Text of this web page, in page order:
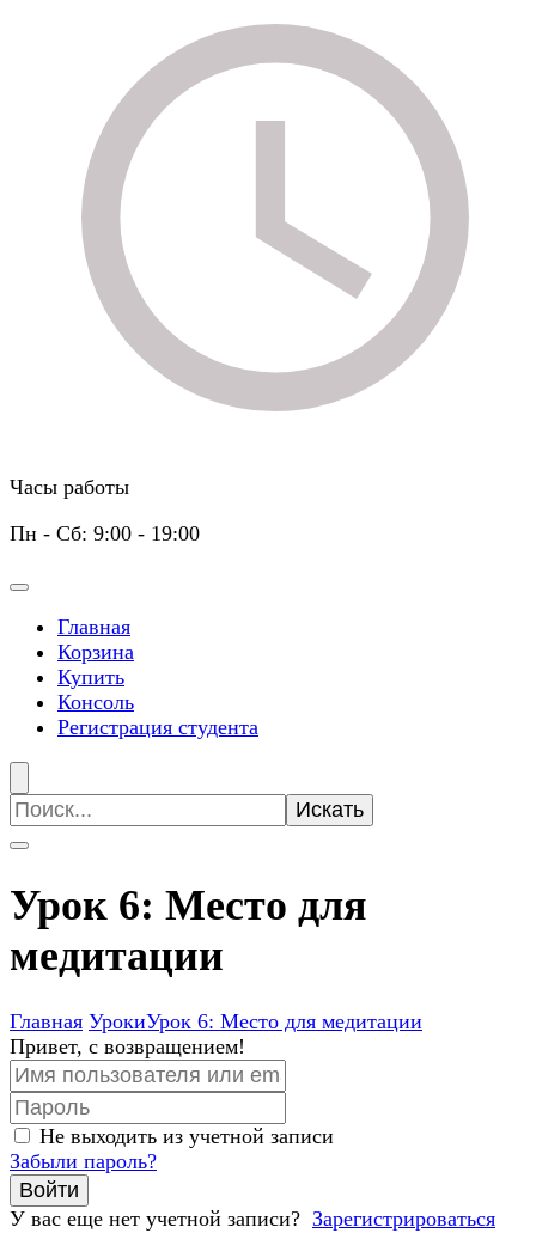
Часы работы
Пн - Сб: 9:00 - 19:00
Главная
Корзина
Купить
Консоль
Регистрация студента
Искать:
Урок 6: Место для
медитации
Главная УрокиУрок 6: Место для медитации
Привет, с возвращением!
Не выходить из учетной записи
Забыли пароль?
Войти
У вас еще нет учетной записи? Зарегистрироваться